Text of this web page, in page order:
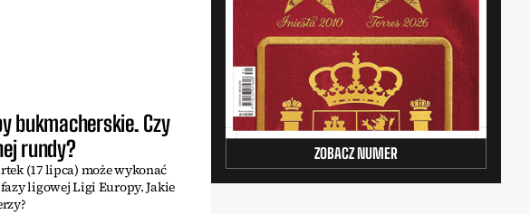
bukmacherskie. Czy
rundy?
(17 lipca) może wykonać
ligowej Ligi Europy. Jakie
ZOBACZ NUMER